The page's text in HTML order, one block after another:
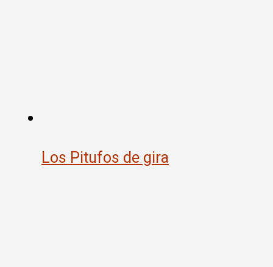
Los Pitufos de gira